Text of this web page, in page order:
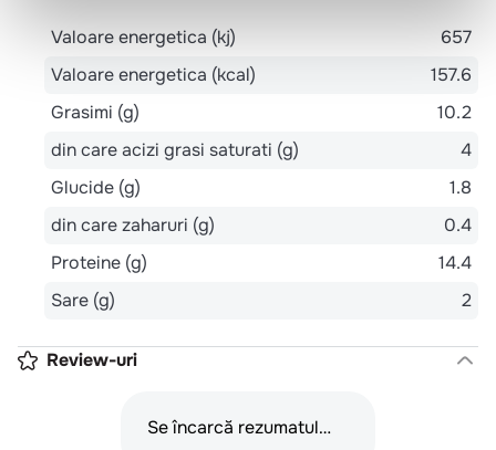
Valoare energetica (kj)
657
Valoare energetica (kcal)
157.6
Grasimi (g)
10.2
din care acizi grasi saturati (g)
4
Glucide (g)
1.8
din care zaharuri (g)
0.4
Proteine (g)
14.4
Sare (g)
2
Review-uri
Se încarcă rezumatul…